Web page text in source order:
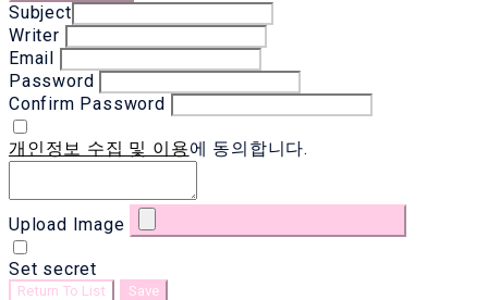
Subject
Writer
Email
Password
Confirm Password
개인정보 수집 및 이용에 동의합니다.
Upload Image
Set secret
Return To List Save